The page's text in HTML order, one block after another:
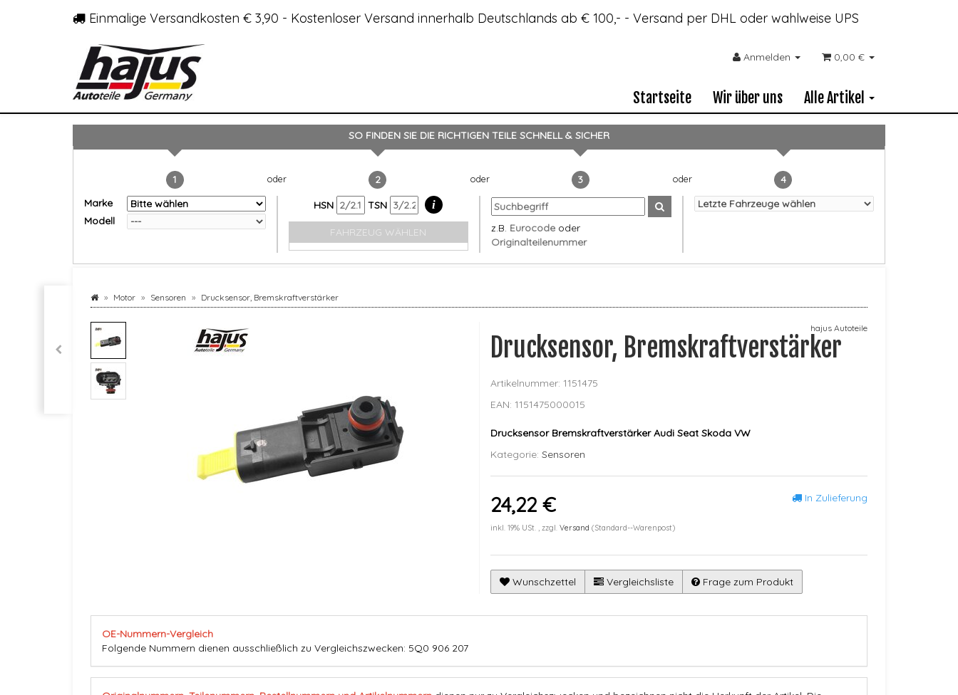
Einmalige Versandkosten € 3,90 - Kostenloser Versand innerhalb Deutschlands ab € 100,- - Versand per DHL oder wahlweise UPS
Anmelden 0,00 €
Startseite Wir über uns Alle Artikel
SO FINDEN SIE DIE RICHTIGEN TEILE SCHNELL & SICHER
1
Marke
Modell
2
HSN
TSN i
FAHRZEUG WÄHLEN
3
z.B. Eurocode oder
Originalteilenummer
4
Motor Sensoren Drucksensor, Bremskraftverstärker
hajus Autoteile
Drucksensor, Bremskraftverstärker
Artikelnummer: 1151475
EAN: 1151475000015
Drucksensor Bremskraftverstärker Audi Seat Skoda VW
Kategorie: Sensoren
24,22 €
inkl. 19% USt. , zzgl. Versand (Standard--Warenpost)
In Zulieferung
Wunschzettel Vergleichsliste Frage zum Produkt
OE-Nummern-Vergleich
Folgende Nummern dienen ausschließlich zu Vergleichszwecken: 5Q0 906 207